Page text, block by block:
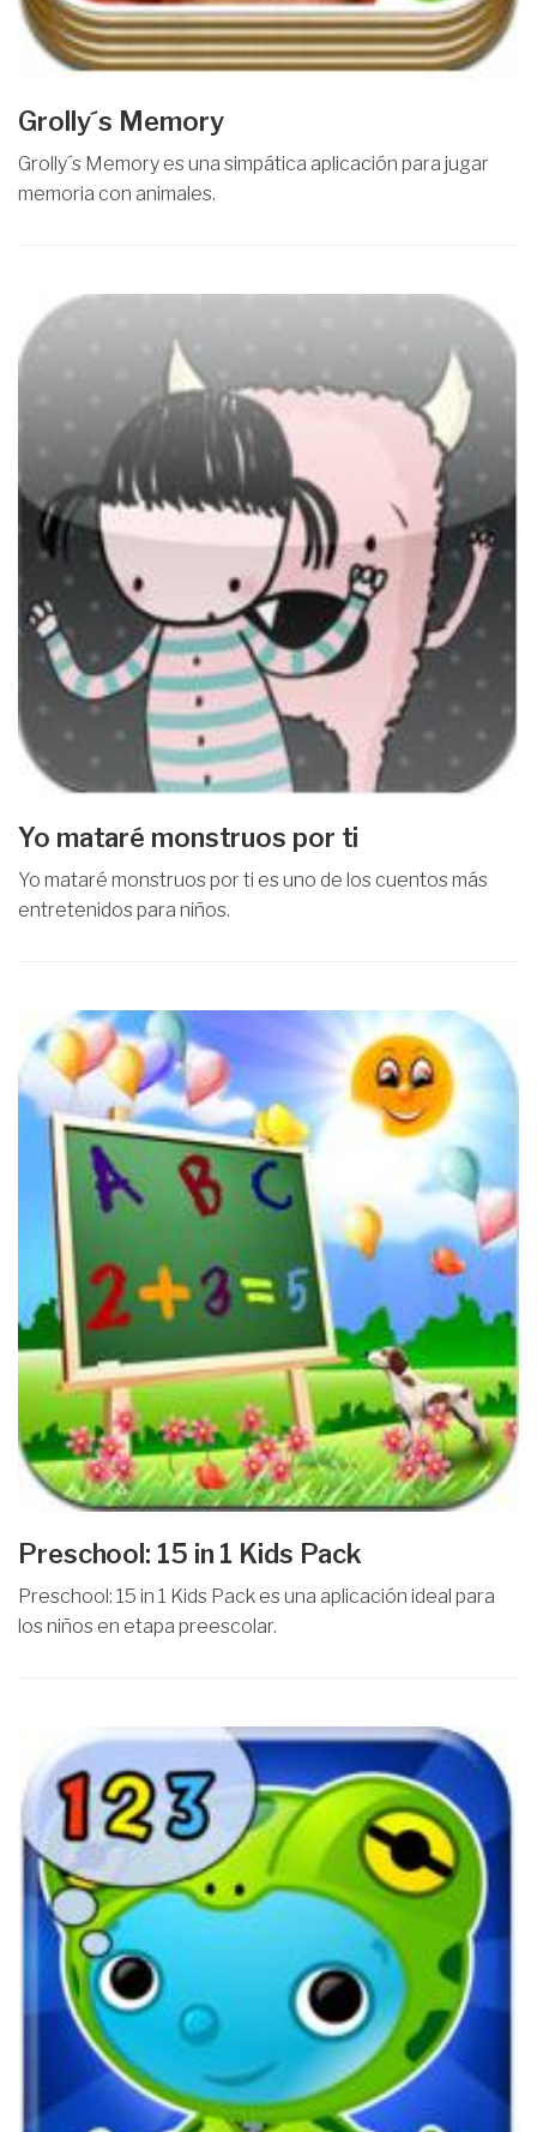
Grolly´s Memory
Grolly´s Memory es una simpática aplicación para jugar
memoria con animales.
Yo mataré monstruos por ti
Yo mataré monstruos por ti es uno de los cuentos más
entretenidos para niños.
Preschool: 15 in 1 Kids Pack
Preschool: 15 in 1 Kids Pack es una aplicación ideal para
los niños en etapa preescolar.